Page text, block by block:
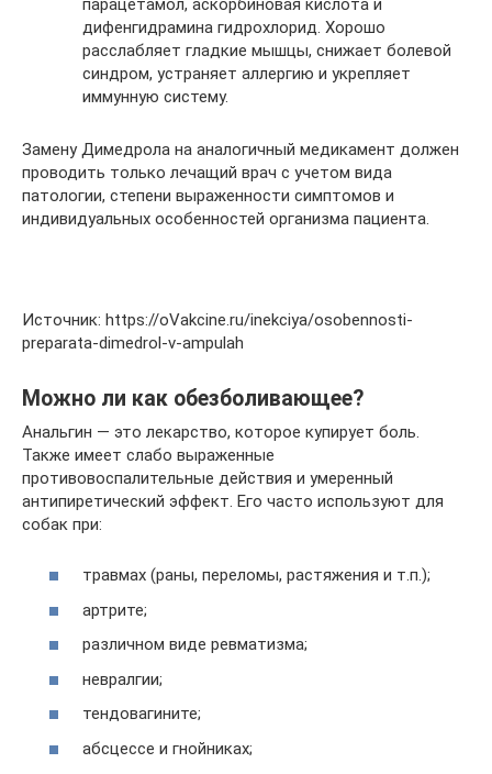
дифенгидрамина гидрохлорид. Хорошо
расслабляет гладкие мышцы, снижает болевой
синдром, устраняет аллергию и укрепляет
иммунную систему.
Замену Димедрола на аналогичный медикамент должен
проводить только лечащий врач с учетом вида
патологии, степени выраженности симптомов и
индивидуальных особенностей организма пациента.
Источник: https://oVakcine.ru/inekciya/osobennosti-
preparata-dimedrol-v-ampulah
Можно ли как обезболивающее?
Анальгин — это лекарство, которое купирует боль.
Также имеет слабо выраженные
противовоспалительные действия и умеренный
антипиретический эффект. Его часто используют для
собак при:
травмах (раны, переломы, растяжения и т.п.);
артрите;
различном виде ревматизма;
невралгии;
тендовагините;
абсцессе и гнойниках;